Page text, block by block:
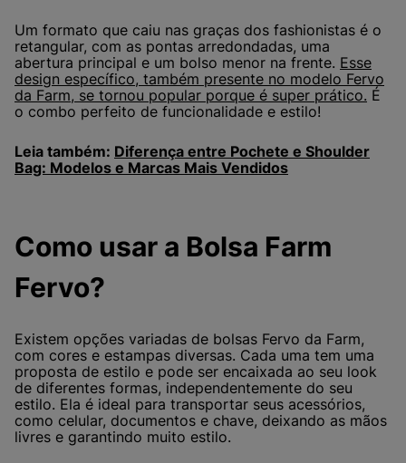
Um formato que caiu nas graças dos fashionistas é o
retangular, com as pontas arredondadas, uma
abertura principal e um bolso menor na frente. Esse
design específico, também presente no modelo Fervo
da Farm, se tornou popular porque é super prático. É
o combo perfeito de funcionalidade e estilo!
Leia também: Diferença entre Pochete e Shoulder
Bag: Modelos e Marcas Mais Vendidos
Como usar a Bolsa Farm
Fervo?
Existem opções variadas de bolsas Fervo da Farm,
com cores e estampas diversas. Cada uma tem uma
proposta de estilo e pode ser encaixada ao seu look
de diferentes formas, independentemente do seu
estilo. Ela é ideal para transportar seus acessórios,
como celular, documentos e chave, deixando as mãos
livres e garantindo muito estilo.